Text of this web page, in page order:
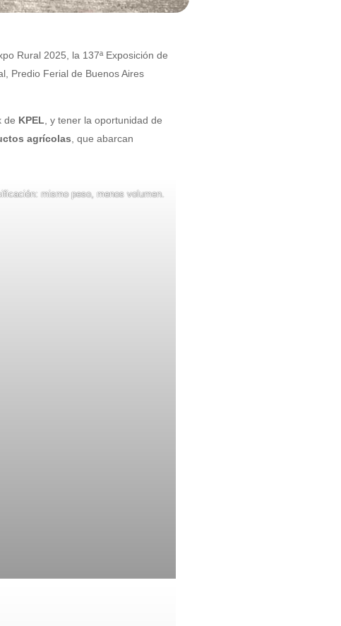
Rural 2025, la 137ª Exposición de
Predio Ferial de Buenos Aires
de KPEL , y tener la oportunidad de
agrícolas , que abarcan
mismo peso, menos volumen.